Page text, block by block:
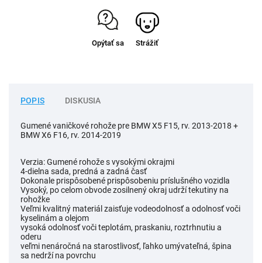
Opýtať sa Strážiť
POPIS DISKUSIA
Gumené vaničkové rohože pre BMW X5 F15, rv. 2013-2018 +
BMW X6 F16, rv. 2014-2019
Verzia: Gumené rohože s vysokými okrajmi
4-dielna sada, predná a zadná časť
Dokonale prispôsobené prispôsobeniu príslušného vozidla
Vysoký, po celom obvode zosilnený okraj udrží tekutiny na
rohožke
Veľmi kvalitný materiál zaisťuje vodeodolnosť a odolnosť voči
kyselinám a olejom
vysoká odolnosť voči teplotám, praskaniu, roztrhnutiu a
oderu
veľmi nenáročná na starostlivosť, ľahko umývateľná, špina
sa nedrží na povrchu